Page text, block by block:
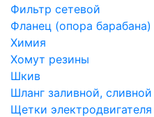
Фильтр сетевой
Фланец (опора барабана)
Химия
Хомут резины
Шкив
Шланг заливной, сливной
Щетки электродвигателя